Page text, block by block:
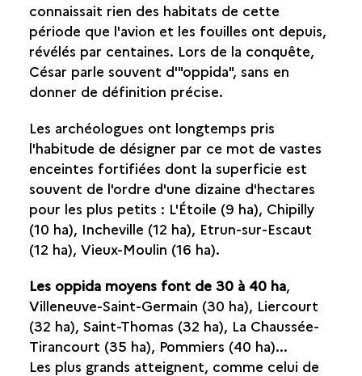
connaissait rien des habitats de cette
période que l'avion et les fouilles ont depuis,
révélés par centaines. Lors de la conquête,
César parle souvent d'"oppida", sans en
donner de définition précise.
Les archéologues ont longtemps pris
l'habitude de désigner par ce mot de vastes
enceintes fortifiées dont la superficie est
souvent de l'ordre d'une dizaine d'hectares
pour les plus petits : L'Étoile (9 ha), Chipilly
(10 ha), Incheville (12 ha), Etrun-sur-Escaut
(12 ha), Vieux-Moulin (16 ha).
Les oppida moyens font de 30 à 40 ha,
Villeneuve-Saint-Germain (30 ha), Liercourt
(32 ha), Saint-Thomas (32 ha), La Chaussée-
Tirancourt (35 ha), Pommiers (40 ha)...
Les plus grands atteignent, comme celui de